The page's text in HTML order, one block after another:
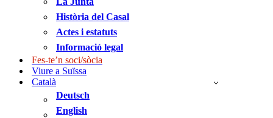
Història del Casal
Actes i estatuts
Informació legal
Fes-te’n soci/sòcia
Viure a Suïssa
Català
Deutsch
English